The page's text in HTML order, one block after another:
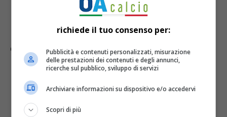
il ritorno in casa. Dalle semifinali in poi,
invece, saranno presenti supplementari
ed eventualmente i rigori.
Di seguito il calendario completo, il
programma dettagliato, l’orario d’inizio,
richiede il tuo consenso per:
Pubblicità e contenuti personalizzati, misurazione
delle prestazioni dei contenuti e degli annunci,
ricerche sul pubblico, sviluppo di servizi
Archiviare informazioni su dispositivo e/o accedervi
Scopri di più